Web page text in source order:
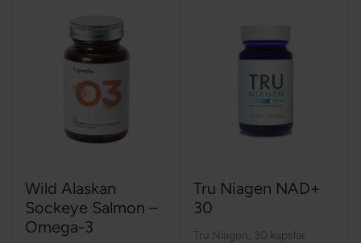
Wild Alaskan
Sockeye Salmon –
Omega-3
Tru Niagen NAD+
30
Tru Niagen 30 kapslar